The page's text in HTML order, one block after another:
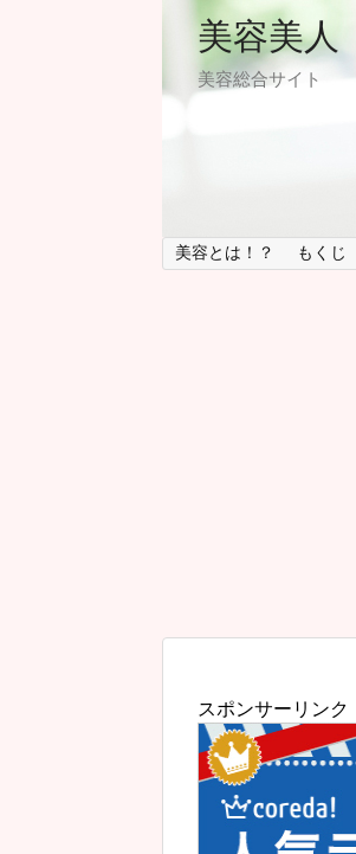
美容美人
美容総合サイト
美容とは！？ もくじ
スポンサーリンク